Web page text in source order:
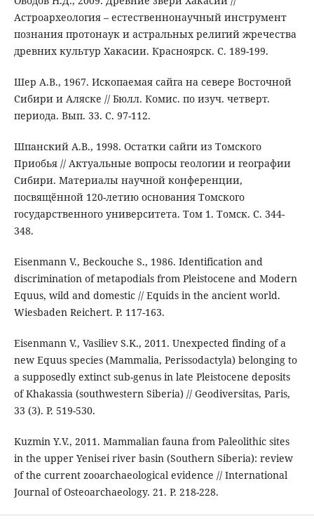
Астроархеология – естественнонаучный инструмент
познания протонаук и астральных религий жречества
древних культур Хакасии. Красноярск. С. 189-199.
Шер А.В., 1967. Ископаемая сайга на севере Восточной
Сибири и Аляске // Бюлл. Комис. по изуч. четверт.
периода. Вып. 33. С. 97-112.
Шпанский А.В., 1998. Остатки сайги из Томского
Приобья // Актуальные вопросы геологии и географии
Сибири. Материалы научной конференции,
посвящённой 120-летию основания Томского
государственного университета. Том 1. Томск. С. 344-
348.
Eisenmann V., Beckouche S., 1986. Identification and
discrimination of metapodials from Pleistocene and Modern
Equus, wild and domestic // Equids in the ancient world.
Wiesbaden Reichert. P. 117-163.
Eisenmann V., Vasiliev S.K., 2011. Unexpected finding of a
new Equus species (Mammalia, Perissodactyla) belonging to
a supposedly extinct sub-genus in late Pleistocene deposits
of Khakassia (southwestern Siberia) // Geodiversitas, Paris,
33 (3). P. 519-530.
Kuzmin Y.V., 2011. Mammalian fauna from Paleolithic sites
in the upper Yenisei river basin (Southern Siberia): review
of the current zooarchaeological evidence // International
Journal of Osteoarchaeology. 21. P. 218-228.